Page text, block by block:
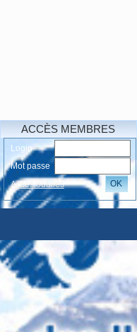
ACCÈS MEMBRES
Login
Mot passe
Accés oubliés
OK